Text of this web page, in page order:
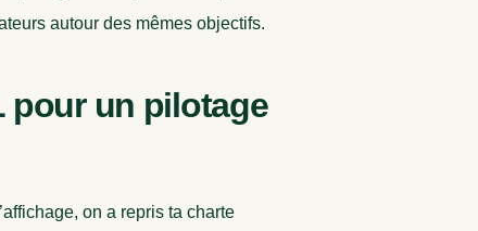
autour des mêmes objectifs.
pour un pilotage
on a repris ta charte